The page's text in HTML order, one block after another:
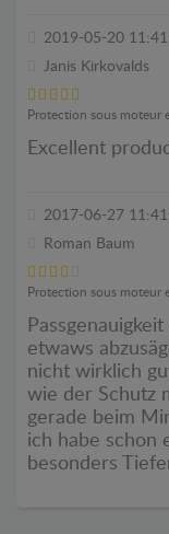
2019-05-20
Janis Kirkovalds
Protection sous moteur
Excellent
2017-06-27
Roman Baum
Protection sous moteur
etwaws
nicht wirklich
wie der Schutz
gerade beim
ich habe schon
besonders